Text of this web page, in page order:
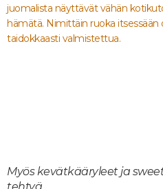
juomalista näyttävät vähän
hämätä. Nimittäin ruoka itsessään
taidokkaasti valmistettua.
Myös kevätkääryleet ja